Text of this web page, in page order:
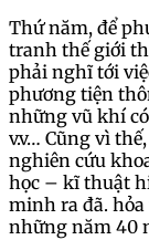
Thứ năm, để
tranh thế giới
phải nghĩ tới
phương tiện
những vũ khí
v.v… Cũng vì
nghiên cứu
học – kĩ thuật
minh ra đã.
những năm 40